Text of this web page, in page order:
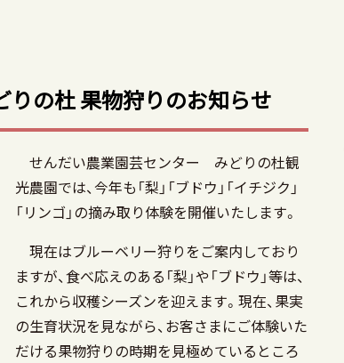
の杜 果物狩りのお知らせ
せんだい農業園芸センター みどりの杜観
光農園では、今年も「梨」「ブドウ」「イチジク」
「リンゴ」の摘み取り体験を開催いたします。
現在はブルーベリー狩りをご案内しており
ますが、食べ応えのある「梨」や「ブドウ」等は、
これから収穫シーズンを迎えます。現在、果実
の生育状況を見ながら、お客さまにご体験いた
だける果物狩りの時期を見極めているところ